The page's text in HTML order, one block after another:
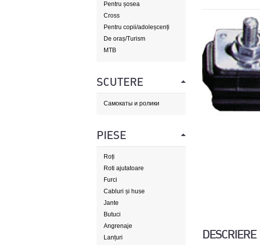
Pentru șosea
Cross
Pentru copii/adoleșcenți
De oraș/Turism
MTB
SCUTERE
Самокаты и ролики
PIESE
Roți
Roti ajutatoare
Furci
Cabluri și huse
Jante
Butuci
Angrenaje
Lanțuri
DESCRIERE